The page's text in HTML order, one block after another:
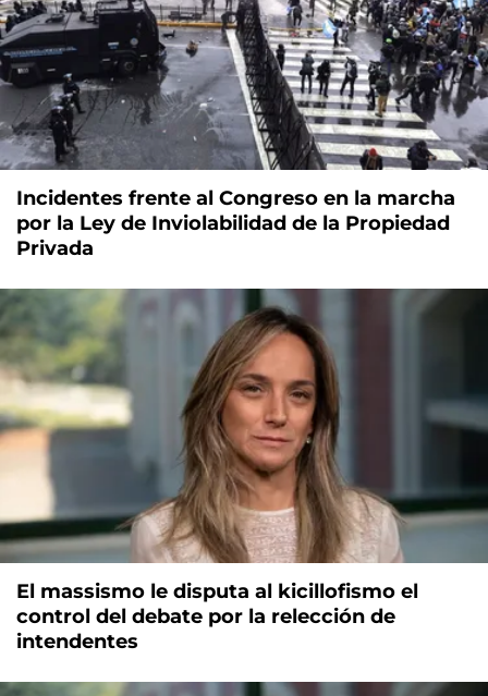
Incidentes frente al Congreso en la marcha
por la Ley de Inviolabilidad de la Propiedad
Privada
El massismo le disputa al kicillofismo el
control del debate por la relección de
intendentes